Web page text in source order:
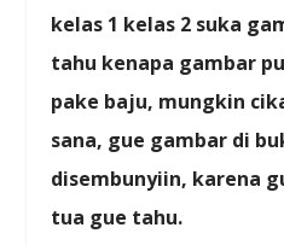
kelas 1 kelas 2 suka
tahu kenapa gambar
pake baju, mungkin
sana, gue gambar di
disembunyiin, karena
tua gue tahu.